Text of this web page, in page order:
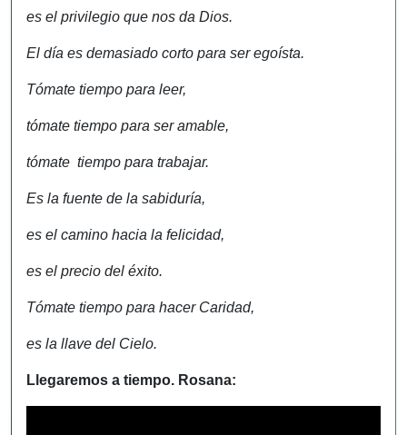
es el privilegio que nos da Dios.
El día es demasiado corto para ser egoísta.
Tómate tiempo para leer,
tómate tiempo para ser amable,
tómate tiempo para trabajar.
Es la fuente de la sabiduría,
es el camino hacia la felicidad,
es el precio del éxito.
Tómate tiempo para hacer Caridad,
es la llave del Cielo.
Llegaremos a tiempo. Rosana: